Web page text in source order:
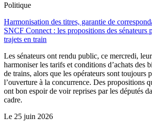
Politique
Harmonisation des titres, garantie de
SNCF Connect : les propositions des sénateurs
trajets en train
Les sénateurs ont rendu public, ce mercredi,
harmoniser les tarifs et conditions d’achats des
de trains, alors que les opérateurs sont toujours
l’ouverture à la concurrence. Des propositions
ont bon espoir de voir reprises par les députés
cadre.
Le 25 juin 2026